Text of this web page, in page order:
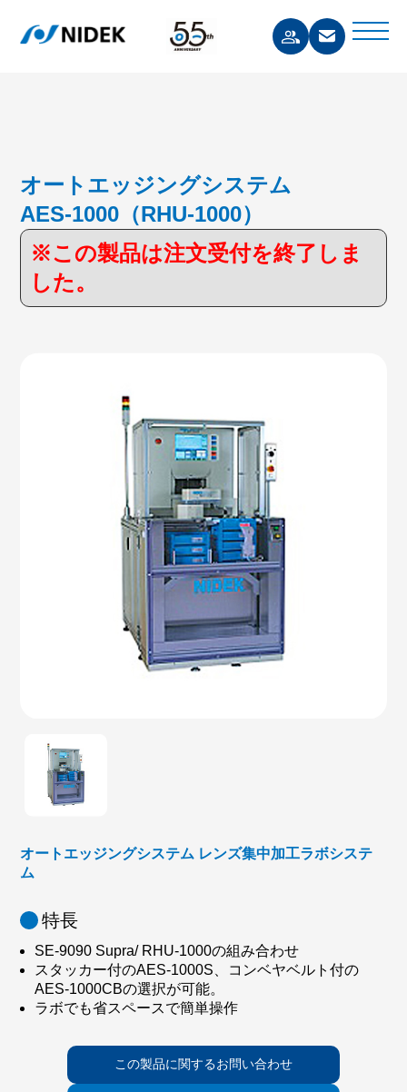
オートエッジングシステム
AES-1000（RHU-1000）
※この製品は注文受付を終了しま
した。
オートエッジングシステム レンズ集中加工ラボシステ
ム
特長
SE-9090 Supra/ RHU-1000の組み合わせ
スタッカー付のAES-1000S、コンベヤベルト付の
AES-1000CBの選択が可能。
ラボでも省スペースで簡単操作
この製品に関するお問い合わせ